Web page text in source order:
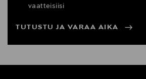
vaatteisiisi
TUTUSTU JA VARAA AIKA